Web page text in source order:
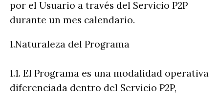
por el Usuario a través del Servicio P2P
durante un mes calendario.
1.Naturaleza del Programa
1.1. El Programa es una modalidad operativa
diferenciada dentro del Servicio P2P,